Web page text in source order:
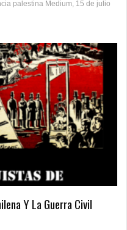
palestina Medium, 15 de julio
Y La Guerra Civil